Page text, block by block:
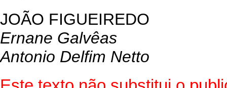
JOÃO FIGUEIREDO
Ernane Galvêas
Antonio Delfim Netto